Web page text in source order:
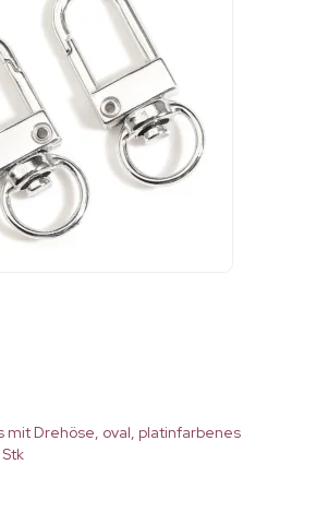
mit Drehöse, oval, platinfarbenes